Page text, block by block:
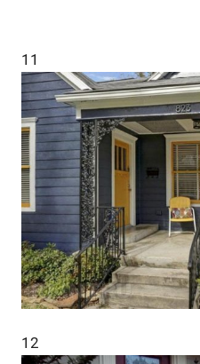
11
12